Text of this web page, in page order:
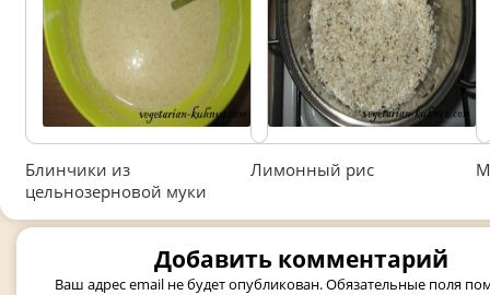
Блинчики из
цельнозерновой муки
Лимонный рис
Добавить комментарий
Ваш адрес email не будет опубликован.Обязательные поля